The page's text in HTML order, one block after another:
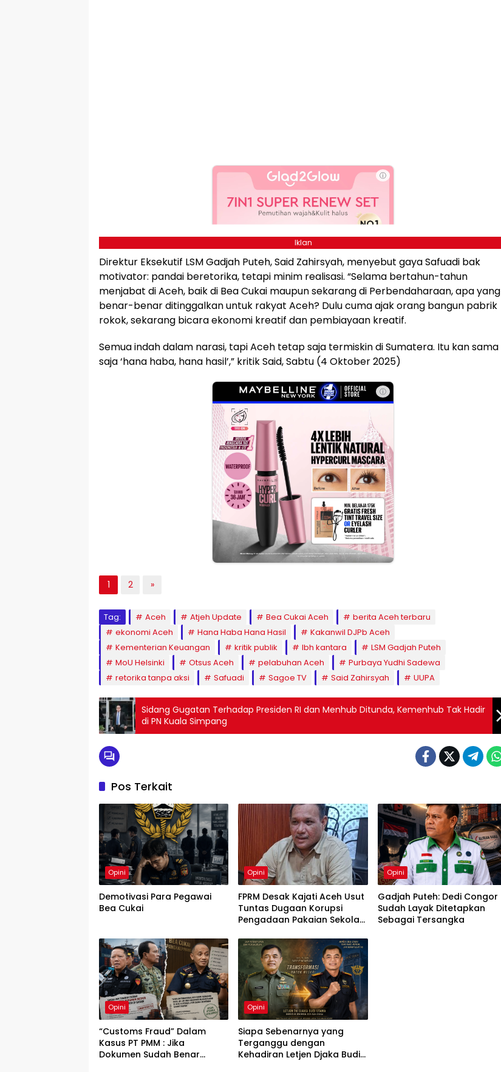
ⓘ
Iklan
Direktur Eksekutif LSM Gadjah Puteh, Said Zahirsyah, menyebut gaya Safuadi bak
motivator: pandai beretorika, tetapi minim realisasi. “Selama bertahun-tahun
menjabat di Aceh, baik di Bea Cukai maupun sekarang di Perbendaharaan, apa yang
benar-benar ditinggalkan untuk rakyat Aceh? Dulu cuma ajak orang bangun pabrik
rokok, sekarang bicara ekonomi kreatif dan pembiayaan kreatif.
Semua indah dalam narasi, tapi Aceh tetap saja termiskin di Sumatera. Itu kan sama
saja ‘hana haba, hana hasil’,” kritik Said, Sabtu (4 Oktober 2025)
ⓘ
1 2 »
Tag: Aceh Atjeh Update Bea Cukai Aceh
berita Aceh terbaru
ekonomi Aceh
Hana Haba Hana Hasil
Kakanwil DJPb Aceh
Kementerian Keuangan
kritik publik lbh kantara
LSM Gadjah Puteh
MoU Helsinki
Otsus Aceh pelabuhan Aceh
Purbaya Yudhi Sadewa
retorika tanpa aksi
Safuadi Sagoe TV Said Zahirsyah UUPA
Sidang Gugatan Terhadap Presiden RI dan Menhub Ditunda, Kemenhub Tak Hadir
di PN Kuala Simpang
Pos Terkait
Opini
Demotivasi Para Pegawai
Bea Cukai
Opini
FPRM Desak Kajati Aceh Usut
Tuntas Dugaan Korupsi
Pengadaan Pakaian Sekolah
Opini
Gadjah Puteh: Dedi Congor
Sudah Layak Ditetapkan
Sebagai Tersangka
Opini
“Customs Fraud” Dalam
Kasus PT PMM : Jika
Dokumen Sudah Benar
Opini
Siapa Sebenarnya yang
Terganggu dengan
Kehadiran Letjen Djaka Budi